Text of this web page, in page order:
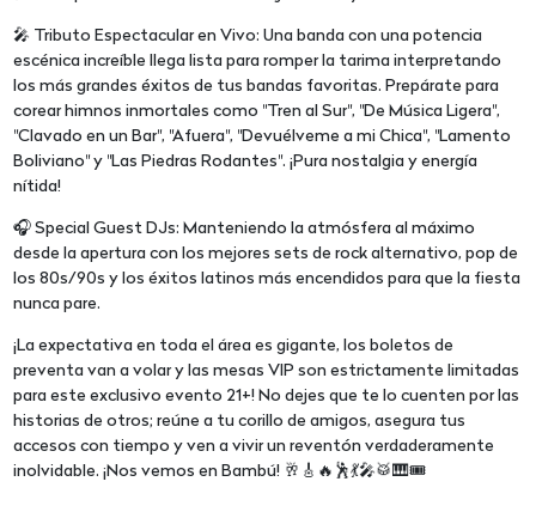
🎤 Tributo Espectacular en Vivo: Una banda con una potencia
escénica increíble llega lista para romper la tarima interpretando
los más grandes éxitos de tus bandas favoritas. Prepárate para
corear himnos inmortales como "Tren al Sur", "De Música Ligera",
"Clavado en un Bar", "Afuera", "Devuélveme a mi Chica", "Lamento
Boliviano" y "Las Piedras Rodantes". ¡Pura nostalgia y energía
nítida!
🎧 Special Guest DJs: Manteniendo la atmósfera al máximo
desde la apertura con los mejores sets de rock alternativo, pop de
los 80s/90s y los éxitos latinos más encendidos para que la fiesta
nunca pare.
¡La expectativa en toda el área es gigante, los boletos de
preventa van a volar y las mesas VIP son estrictamente limitadas
para este exclusivo evento 21+! No dejes que te lo cuenten por las
historias de otros; reúne a tu corillo de amigos, asegura tus
accesos con tiempo y ven a vivir un reventón verdaderamente
inolvidable. ¡Nos vemos en Bambú! 🥂🎸🔥🕺💃🎤🥁🎹🎟️